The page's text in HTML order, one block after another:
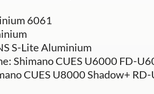
6061
S-Lite Aluminium
Shimano CUES U6000 FD-
CUES U8000 Shadow+